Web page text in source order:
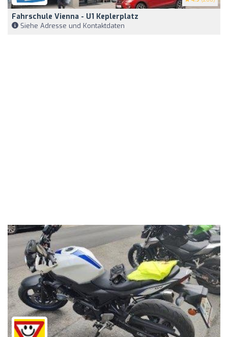
Fahrschule Vienna - U1 Keplerplatz
Siehe Adresse und Kontaktdaten